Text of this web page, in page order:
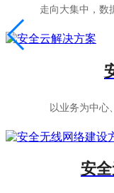
走向大集中，数
以业务为中心
安